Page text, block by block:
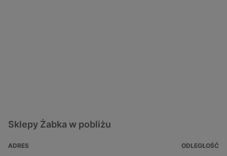
Sklepy Żabka w pobliżu
ADRES ODLEGŁOŚĆ